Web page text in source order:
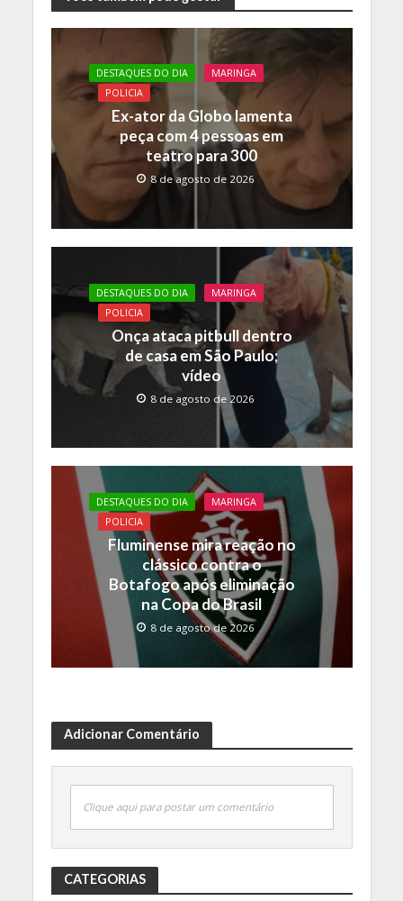
b
o
o
k
er s
A
p
p
y
Li
n
k
DESTAQUES DO DIA
MARINGA
POLICIA
Ex-ator da Globo lamenta
peça com 4 pessoas em
teatro para 300
8 de agosto de 2026
DESTAQUES DO DIA
MARINGA
POLICIA
Onça ataca pitbull dentro
de casa em São Paulo;
vídeo
8 de agosto de 2026
DESTAQUES DO DIA
MARINGA
POLICIA
Fluminense mira reação no
clássico contra o
Botafogo após eliminação
na Copa do Brasil
8 de agosto de 2026
Adicionar Comentário
Clique aqui para postar um comentário
CATEGORIAS